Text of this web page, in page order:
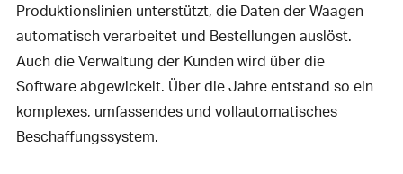
Produktionslinien unterstützt, die Daten der Waagen
automatisch verarbeitet und Bestellungen auslöst.
Auch die Verwaltung der Kunden wird über die
Software abgewickelt. Über die Jahre entstand so ein
komplexes, umfassendes und vollautomatisches
Beschaffungssystem.